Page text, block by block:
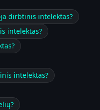
dirbtinis intelektas?
intelektas?
intelektas?